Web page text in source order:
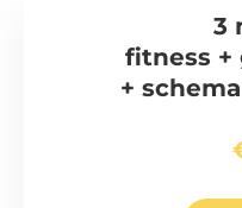
3
fitness +
+